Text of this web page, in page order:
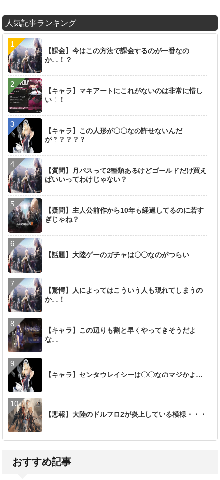
人気記事ランキング
【課金】今はこの方法で課金するのが一番なの
か…！？
【キャラ】マキアートにこれがないのは非常に惜し
い！！
【キャラ】この人形が〇〇なの許せないんだ
が？？？？？
【質問】月パスって2種類あるけどゴールドだけ買え
ばいいってわけじゃない？
【疑問】主人公前作から10年も経過してるのに若す
ぎじゃね？
【話題】大陸ゲーのガチャは〇〇なのがつらい
【驚愕】人によってはこういう人も現れてしまうの
か…！
【キャラ】この辺りも割と早くやってきそうだよ
な…
【キャラ】センタウレイシーは〇〇なのマジかよ…
【悲報】大陸のドルフロ2が炎上している模様・・・
おすすめ記事